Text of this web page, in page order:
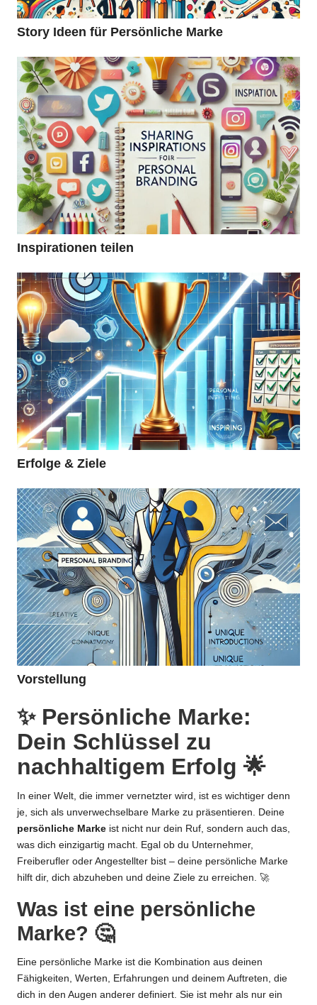
5
Story Ideen für Persönliche Marke
Inspirationen teilen
Erfolge & Ziele
Vorstellung
✨ Persönliche Marke:
Dein Schlüssel zu
nachhaltigem Erfolg 🌟
In einer Welt, die immer vernetzter wird, ist es wichtiger denn
je, sich als unverwechselbare Marke zu präsentieren. Deine
persönliche Marke ist nicht nur dein Ruf, sondern auch das,
was dich einzigartig macht. Egal ob du Unternehmer,
Freiberufler oder Angestellter bist – deine persönliche Marke
hilft dir, dich abzuheben und deine Ziele zu erreichen. 🚀
Was ist eine persönliche
Marke? 🤔
Eine persönliche Marke ist die Kombination aus deinen
Fähigkeiten, Werten, Erfahrungen und deinem Auftreten, die
dich in den Augen anderer definiert. Sie ist mehr als nur ein